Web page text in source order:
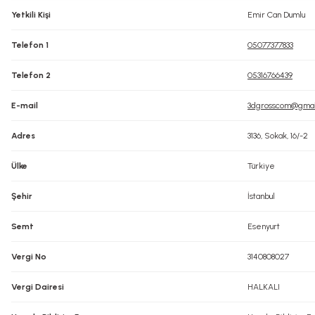
Yetkili Kişi Emir Can Dumlu
Telefon 1 05077377833
Telefon 2 05316766439
E-mail
Adres 3136, Sokak, 16/-2
Ülke Türkiye
Şehir İstanbul
Semt Esenyurt
Vergi No 3140808027
Vergi Dairesi HALKALI